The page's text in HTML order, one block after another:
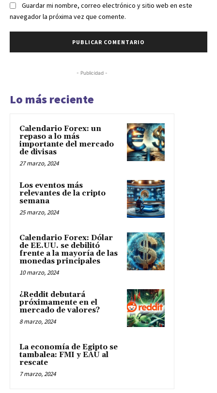
Guardar mi nombre, correo electrónico y sitio web en este
navegador la próxima vez que comente.
- Publicidad -
Lo más reciente
Calendario Forex: un
repaso a lo más
importante del mercado
de divisas
27 marzo, 2024
Los eventos más
relevantes de la cripto
semana
25 marzo, 2024
Calendario Forex: Dólar
de EE.UU. se debilitó
frente a la mayoría de las
monedas principales
10 marzo, 2024
¿Reddit debutará
próximamente en el
mercado de valores?
8 marzo, 2024
La economía de Egipto se
tambalea: FMI y EAU al
rescate
7 marzo, 2024